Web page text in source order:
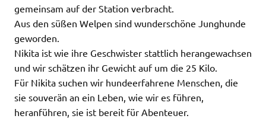
gemeinsam auf der Station verbracht.
Aus den süßen Welpen sind wunderschöne Junghunde
geworden.
Nikita ist wie ihre Geschwister stattlich herangewachsen
und wir schätzen ihr Gewicht auf um die 25 Kilo.
Für Nikita suchen wir hundeerfahrene Menschen, die
sie souverän an ein Leben, wie wir es führen,
heranführen, sie ist bereit für Abenteuer.